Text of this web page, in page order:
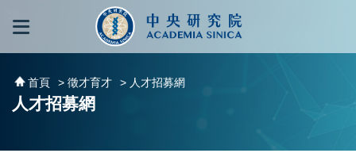
跳到主要內容區塊
首頁 > 徵才育才 > 人才招募網
人才招募網